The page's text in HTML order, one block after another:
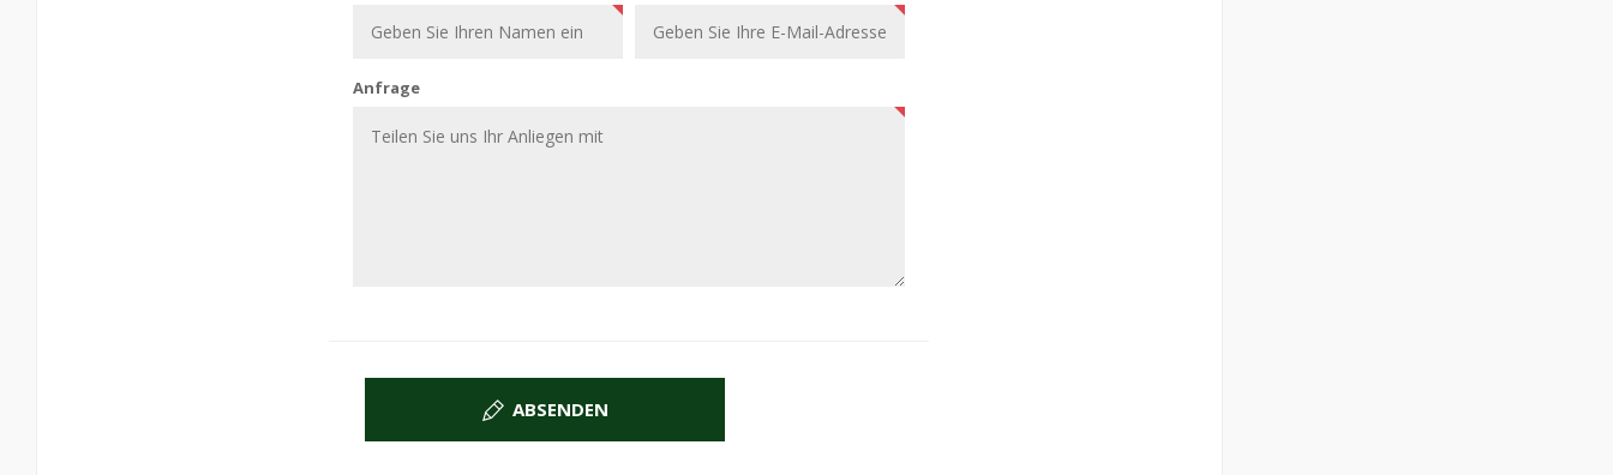
Anfrage
ABSENDEN